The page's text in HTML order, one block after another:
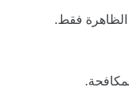
فقط.